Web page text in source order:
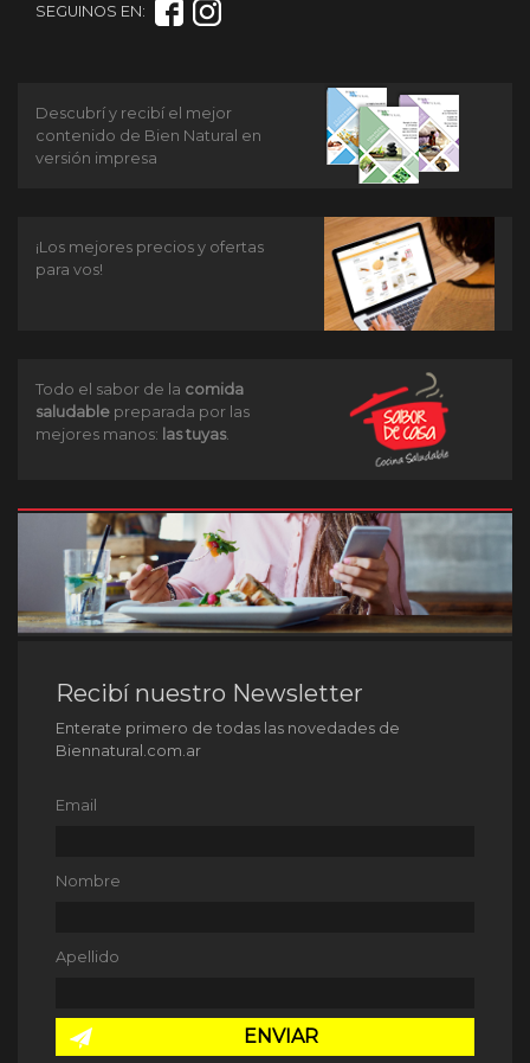
SEGUINOS EN:
Descubrí y recibí el mejor
contenido de Bien Natural en
versión impresa
¡Los mejores precios y ofertas
para vos!
Todo el sabor de la comida
saludable preparada por las
mejores manos: las tuyas.
Recibí nuestro Newsletter
Enterate primero de todas las novedades de
Biennatural.com.ar
Email
Nombre
Apellido
ENVIAR